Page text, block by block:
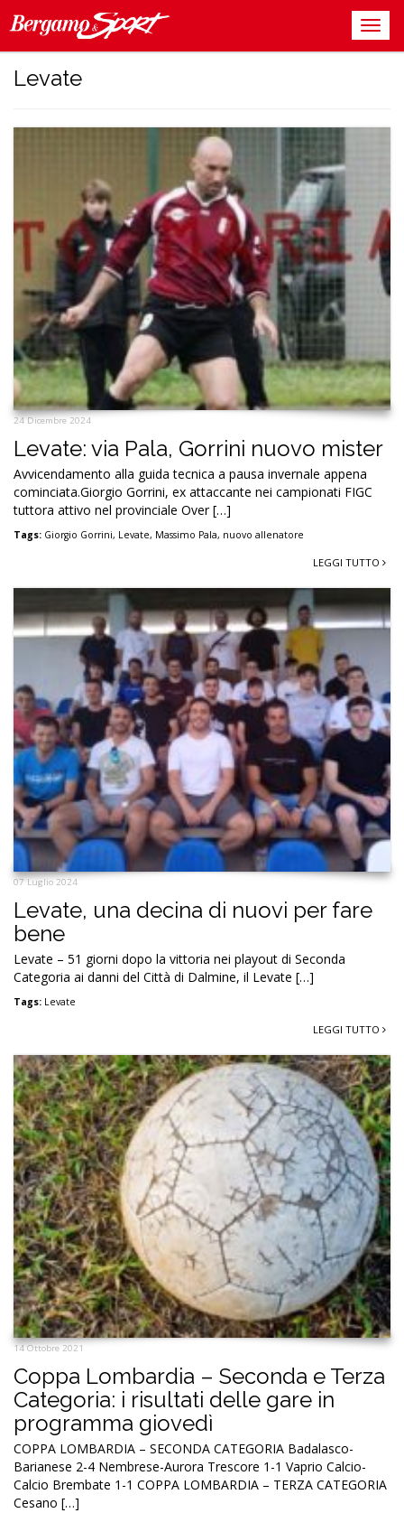
Levate
24 Dicembre 2024
Levate: via Pala, Gorrini nuovo mister
Avvicendamento alla guida tecnica a pausa invernale appena
cominciata.Giorgio Gorrini, ex attaccante nei campionati FIGC
tuttora attivo nel provinciale Over […]
Tags: Giorgio Gorrini, Levate, Massimo Pala, nuovo allenatore
LEGGI TUTTO
07 Luglio 2024
Levate, una decina di nuovi per fare
bene
Levate – 51 giorni dopo la vittoria nei playout di Seconda
Categoria ai danni del Città di Dalmine, il Levate […]
Tags: Levate
LEGGI TUTTO
14 Ottobre 2021
Coppa Lombardia – Seconda e Terza
Categoria: i risultati delle gare in
programma giovedì
COPPA LOMBARDIA – SECONDA CATEGORIA Badalasco-
Barianese 2-4 Nembrese-Aurora Trescore 1-1 Vaprio Calcio-
Calcio Brembate 1-1 COPPA LOMBARDIA – TERZA CATEGORIA
Cesano […]